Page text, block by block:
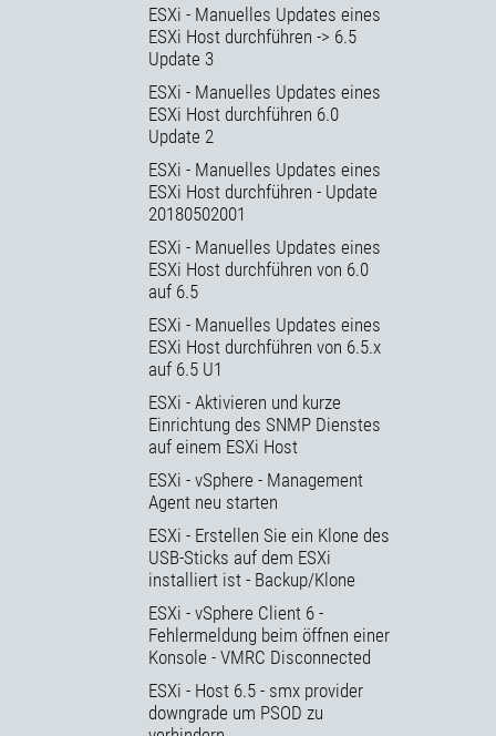
ESXi - Manuelles Updates eines
ESXi Host durchführen -> 6.5
Update 3
ESXi - Manuelles Updates eines
ESXi Host durchführen 6.0
Update 2
ESXi - Manuelles Updates eines
ESXi Host durchführen - Update
20180502001
ESXi - Manuelles Updates eines
ESXi Host durchführen von 6.0
auf 6.5
ESXi - Manuelles Updates eines
ESXi Host durchführen von 6.5.x
auf 6.5 U1
ESXi - Aktivieren und kurze
Einrichtung des SNMP Dienstes
auf einem ESXi Host
ESXi - vSphere - Management
Agent neu starten
ESXi - Erstellen Sie ein Klone des
USB-Sticks auf dem ESXi
installiert ist - Backup/Klone
ESXi - vSphere Client 6 -
Fehlermeldung beim öffnen einer
Konsole - VMRC Disconnected
ESXi - Host 6.5 - smx provider
downgrade um PSOD zu